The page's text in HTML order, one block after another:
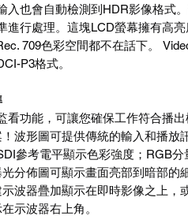
入也會自動檢測到HDR影像格式
進行處理。這塊LCD螢幕擁有高
709色彩空間都不在話下。
P3格式。
看功能，可讓您確保工作符合播
波形圖可提供傳統的輸入和播放
參考電平顯示色彩強度；RGB
分佈圖可顯示畫面亮部到暗部的
波器疊加顯示在即時影像之上，
示波器右上角。